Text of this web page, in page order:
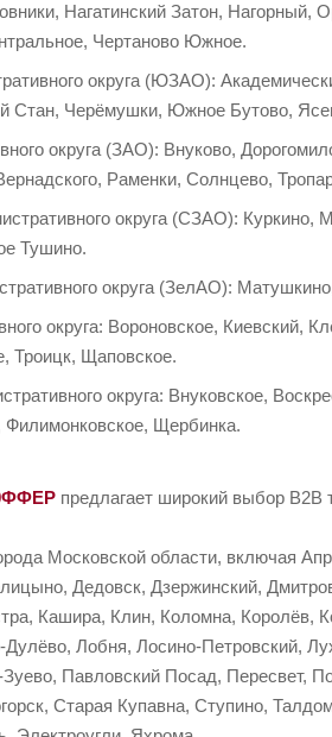
Нагатинский Затон,
Чертаново Южное.
округа (ЮЗАО):
Стан, Черёмушки, Южное Бутово,
округа (ЗАО): Внуково,
Раменки, Солнцево,
округа (СЗАО):
Тушино.
округа (ЗелАО):
округа: Вороновское,
Троицк, Щаповское.
округа: Внуковское,
Филимонковское, Щербинка.
предлагает широкий выбор B2B
Московской области, включая
Дедовск, Дзержинский,
Кашира, Клин, Коломна, Королёв,
Дулёво, Лобня, Лосино-
Павловский Посад, Пересвет,
Старая Купавна, Ступино,